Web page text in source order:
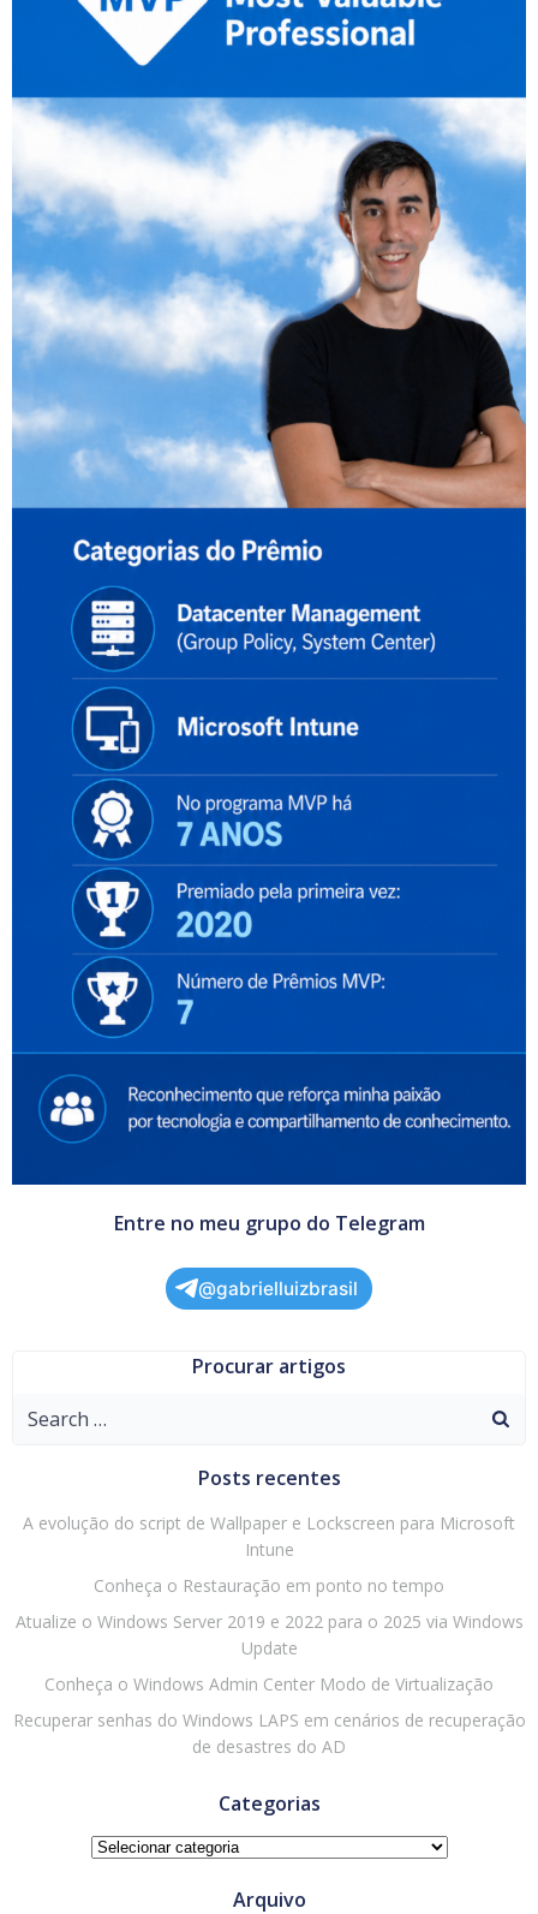
Entre no meu grupo do Telegram
@gabrielluizbrasil
Procurar artigos
Search
Posts recentes
A evolução do script de Wallpaper e Lockscreen para Microsoft
Intune
Conheça o Restauração em ponto no tempo
Atualize o Windows Server 2019 e 2022 para o 2025 via Windows
Update
Conheça o Windows Admin Center Modo de Virtualização
Recuperar senhas do Windows LAPS em cenários de recuperação
de desastres do AD
Categorias
Categorias
Arquivo